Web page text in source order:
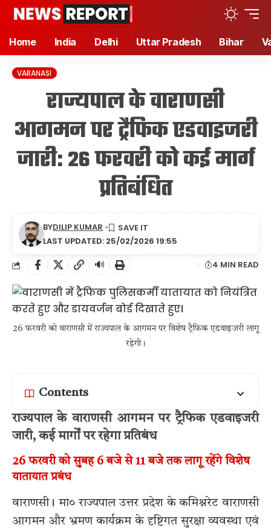
Home India Delhi Uttar Pradesh Bihar
VARANASI
राज्यपाल के वाराणसी
आगमन पर ट्रैफिक एडवाइजरी
जारी: 26 फरवरी को कई मार्ग
प्रतिबंधित
LAST UPDATED: 25/02/2026 19:55
BYDILIP KUMAR
🔊 4 MIN READ
26 फरवरी को वाराणसी में राज्यपाल के आगमन पर विशेष ट्रैफिक एडवाइजरी लागू
रहेगी।
Contents
राज्यपाल के वाराणसी आगमन पर ट्रैफिक एडवाइजरी
जारी, कई मार्गों पर रहेगा प्रतिबंध
26 फरवरी को सुबह 6 बजे से 11 बजे तक लागू रहेंगे विशेष
यातायात प्रबंध
वाराणसी। मा० राज्यपाल उत्तर प्रदेश के कमिश्नरेट वाराणसी
आगमन और भ्रमण कार्यक्रम के दृष्टिगत सुरक्षा व्यवस्था एवं